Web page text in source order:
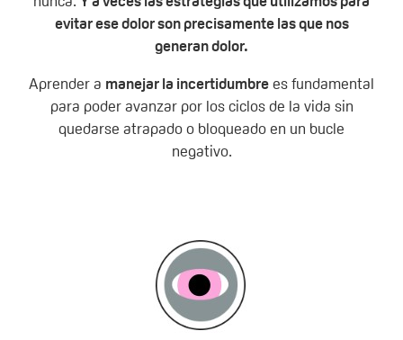
evitar ese dolor son precisamente las que nos
generan dolor.
Aprender a manejar la incertidumbrees fundamental
para poder avanzar por los ciclos de la vida sin
quedarse atrapado o bloqueado en un bucle
negativo.